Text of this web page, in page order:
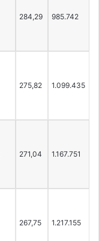
284,29 985.742
275,82 1.099.435
271,04 1.167.751
267,75 1.217.155